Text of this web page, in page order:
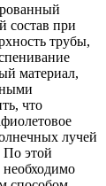
состав при
трубы,
материал,
что
лучей
По этой
необходимо